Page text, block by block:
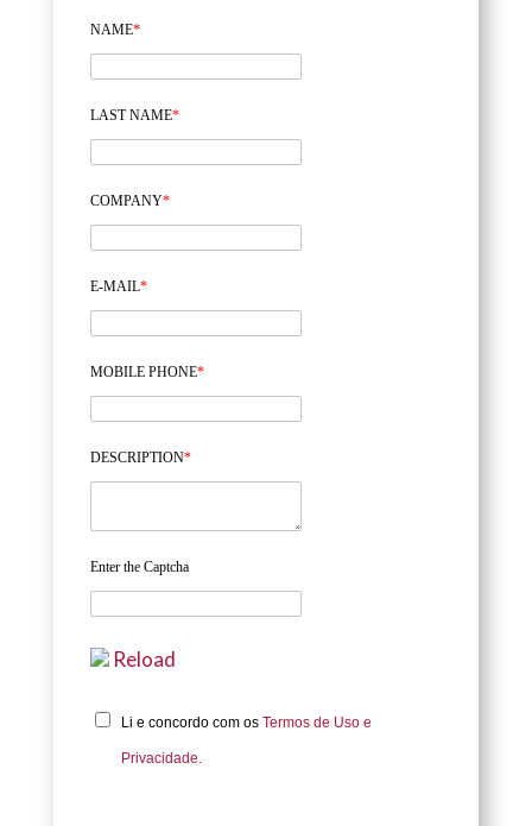
NAME*
LAST NAME*
COMPANY*
E-MAIL*
MOBILE PHONE*
DESCRIPTION*
Enter the Captcha
Reload
Li e concordo com os Termos de Uso e
Privacidade.